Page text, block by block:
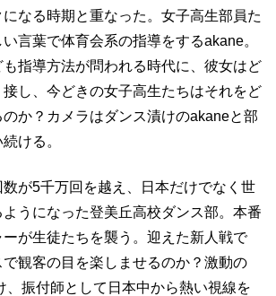
なる時期と重なった。女子高生部員た
言葉で体育会系の指導をするakane。
指導方法が問われる時代に、彼女はど
し、今どきの女子高生たちはそれをど
のか？カメラはダンス漬けのakaneと部
ける。
が5千万回を越え、日本だけでなく世
うになった登美丘高校ダンス部。本番
が生徒たちを襲う。迎えた新人戦で
観客の目を楽しませるのか？激動の
、振付師として日本中から熱い視線を